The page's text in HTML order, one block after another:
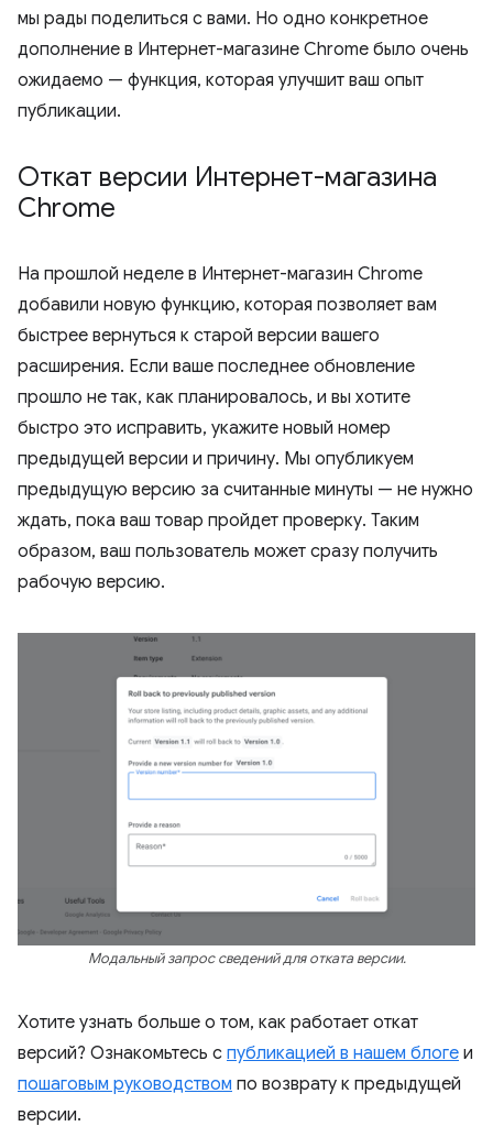
мы рады поделиться с вами. Но одно конкретное
дополнение в Интернет-магазине Chrome было очень
ожидаемо — функция, которая улучшит ваш опыт
публикации.
Откат версии Интернет-магазина
Chrome
На прошлой неделе в Интернет-магазин Chrome
добавили новую функцию, которая позволяет вам
быстрее вернуться к старой версии вашего
расширения. Если ваше последнее обновление
прошло не так, как планировалось, и вы хотите
быстро это исправить, укажите новый номер
предыдущей версии и причину. Мы опубликуем
предыдущую версию за считанные минуты — не нужно
ждать, пока ваш товар пройдет проверку. Таким
образом, ваш пользователь может сразу получить
рабочую версию.
Модальный запрос сведений для отката версии.
Хотите узнать больше о том, как работает откат
версий? Ознакомьтесь с публикацией в нашем блоге и
пошаговым руководством по возврату к предыдущей
версии.